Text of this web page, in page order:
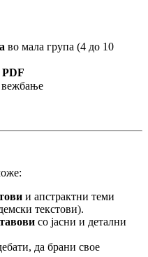
во мала група (4 до 10
PDF
вежбање
и апстрактни теми
текстови).
со јасни и детални
да брани свое